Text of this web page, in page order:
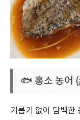
🐟 홍소 농어
기름기 없이 담백한